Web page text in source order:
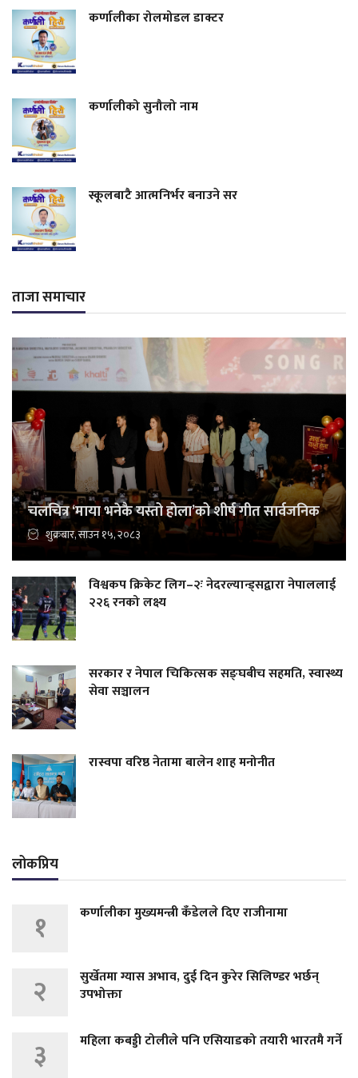
कर्णालीका रोलमोडल डाक्टर
कर्णालीको सुनौलो नाम
स्कूलबाटै आत्मनिर्भर बनाउने सर
ताजा समाचार
चलचित्र ‘माया भनेकै यस्तो होला’को शीर्ष गीत सार्वजनिक
शुक्रबार, साउन १५, २०८३
विश्वकप क्रिकेट लिग–२ः नेदरल्यान्ड्सद्वारा नेपाललाई
२२६ रनको लक्ष्य
सरकार र नेपाल चिकित्सक सङ्घबीच सहमति, स्वास्थ्य
सेवा सञ्चालन
रास्वपा वरिष्ठ नेतामा बालेन शाह मनोनीत
लोकप्रिय
१ कर्णालीका मुख्यमन्त्री कँडेलले दिए राजीनामा
२
सुर्खेतमा ग्यास अभाव, दुई दिन कुरेर सिलिण्डर भर्छन्
उपभोक्ता
३ महिला कबड्डी टोलीले पनि एसियाडको तयारी भारतमै गर्ने